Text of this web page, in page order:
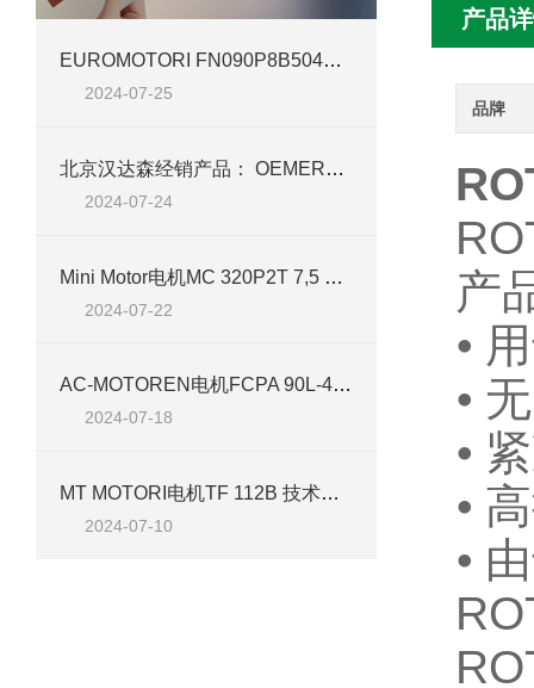
AC-MOTOREN电机FCPA 71B-2参数
EUROMOTORI FN090P8B504AVFZ 电机——北京汉达森高效动力新篇章
2024-07-25
北京汉达森经销产品： OEMER电机 QCAVM 90L 详细介绍
2024-07-24
Mini Motor电机MC 320P2T 7,5 B3 技术介绍
2024-07-22
AC-MOTOREN电机FCPA 90L-4/HE 技术介绍
2024-07-18
MT MOTORI电机TF 112B 技术介绍
2024-07-10
产品
品牌
产
⦁
⦁
⦁
⦁
⦁